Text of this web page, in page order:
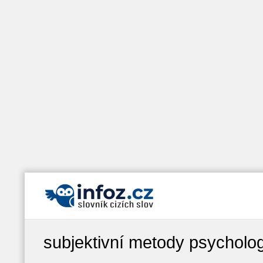
subjektivní metody